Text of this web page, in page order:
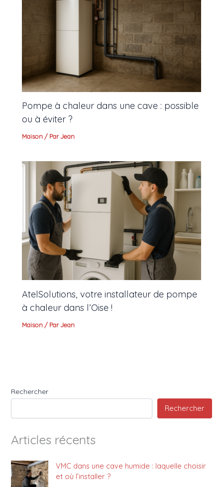
Pompe à chaleur dans une cave : possible
ou à éviter ?
Maison / ParJean
AtelSolutions, votre installateur de pompe
à chaleur dans l’Oise !
Maison / ParJean
Rechercher
Rechercher
Articles récents
VMC dans une cave humide : laquelle choisir
et où l’installer ?